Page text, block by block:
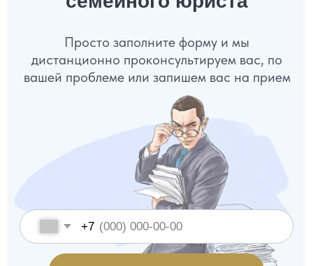
Наши специалисты